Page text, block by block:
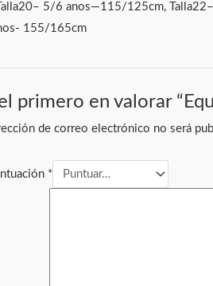
5/6 anos—115/125cm,
155/165cm
primero en valorar
de correo electrónico no será
*